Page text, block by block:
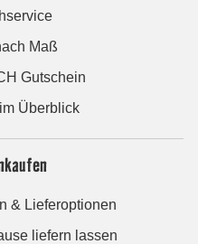
Maß
Gutschein
Überblick
& Lieferoptionen
liefern lassen